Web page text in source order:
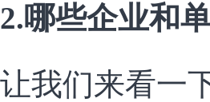
2.哪些企业和
让我们来看一